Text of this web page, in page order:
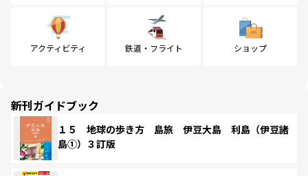
アクティビティ 鉄道・フライト ショップ
新刊ガイドブック
１５ 地球の歩き方 島旅 伊豆大島 利島（伊豆諸
島①）３訂版